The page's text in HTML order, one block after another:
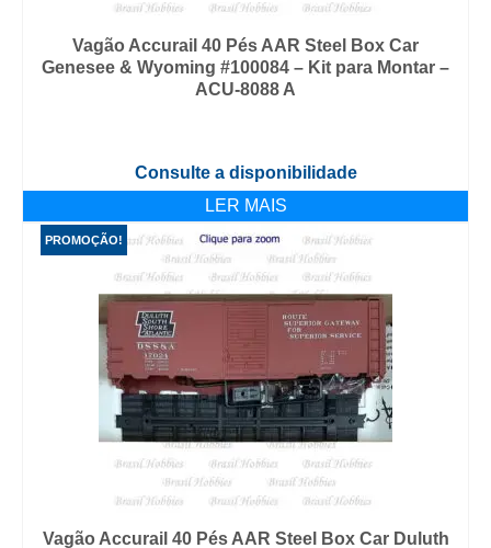
Vagão Accurail 40 Pés AAR Steel Box Car
Genesee & Wyoming #100084 – Kit para Montar –
ACU-8088 A
Consulte a disponibilidade
LER MAIS
PROMOÇÃO!
Vagão Accurail 40 Pés AAR Steel Box Car Duluth